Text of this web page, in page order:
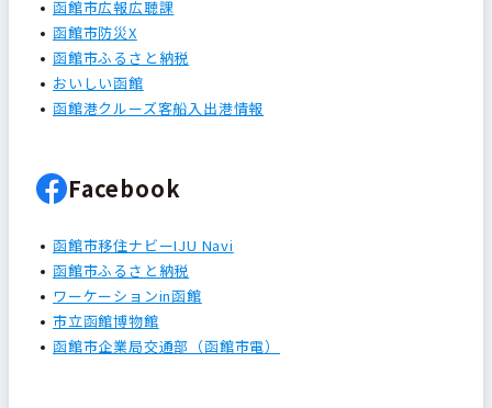
函館市広報広聴課
函館市防災X
函館市ふるさと納税
おいしい函館
函館港クルーズ客船入出港情報
Facebook
函館市移住ナビーIJU Navi
函館市ふるさと納税
ワーケーションin函館
市立函館博物館
函館市企業局交通部（函館市電）